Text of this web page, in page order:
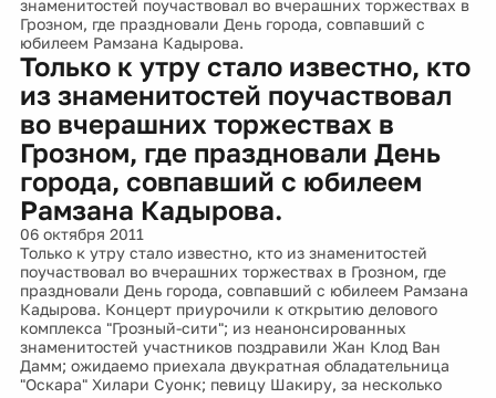
знаменитостей поучаствовал во вчерашних торжествах в
Грозном, где праздновали День города, совпавший с
юбилеем Рамзана Кадырова.
Только к утру стало известно, кто
из знаменитостей поучаствовал
во вчерашних торжествах в
Грозном, где праздновали День
города, совпавший с юбилеем
Рамзана Кадырова.
06 октября 2011
Только к утру стало известно, кто из знаменитостей
поучаствовал во вчерашних торжествах в Грозном, где
праздновали День города, совпавший с юбилеем Рамзана
Кадырова. Концерт приурочили к открытию делового
комплекса "Грозный-сити"; из неанонсированных
знаменитостей участников поздравили Жан Клод Ван
Дамм; ожидаемо приехала двукратная обладательница
"Оскара" Хилари Суонк; певицу Шакиру, за несколько